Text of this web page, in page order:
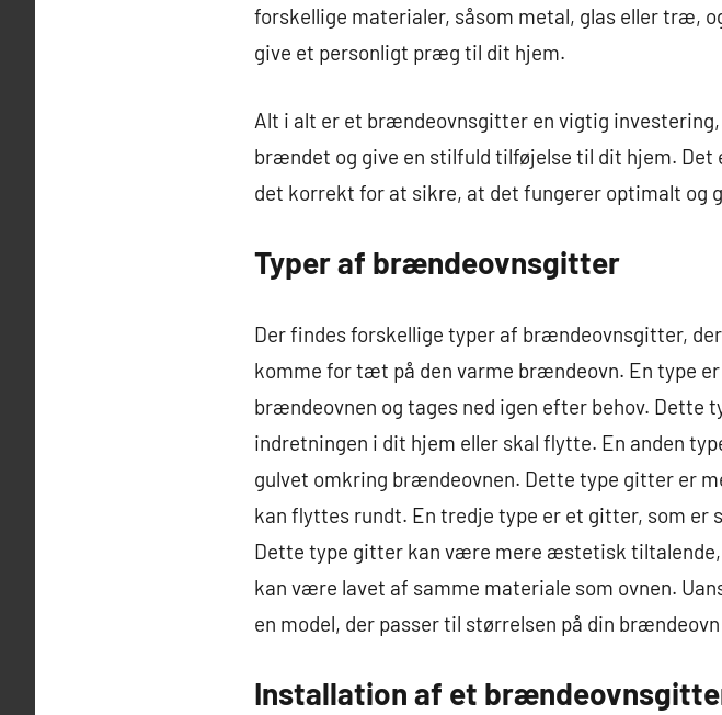
forskellige materialer, såsom metal, glas eller træ,
give et personligt præg til dit hjem.
Alt i alt er et brændeovnsgitter en vigtig
brændet og give en stilfuld tilføjelse til dit hjem.
det korrekt for at sikre, at det fungerer optimalt og
Typer af brændeovnsgitter
Der findes forskellige typer af brændeovnsgitter,
komme for tæt på den varme brændeovn. En type
brændeovnen og tages ned igen efter behov.
indretningen i dit hjem eller skal flytte. En anden
gulvet omkring brændeovnen. Dette type gitter er
kan flyttes rundt. En tredje type er et gitter, som
Dette type gitter kan være mere æstetisk
kan være lavet af samme materiale som ovnen.
en model, der passer til størrelsen på din
Installation af et